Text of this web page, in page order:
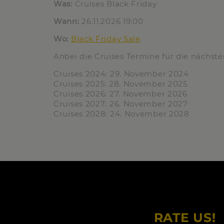
Was: Cruises Black Friday
Wann: 26.11.2026 19:00
Wo: Black Friday Sale
Anbei die Cruises Termine für die
Cruises 2024: 29. November 2024
Cruises 2025: 28. November 2025
Cruises 2026: 27. November 2026
Cruises 2027: 26. November 2027
Cruises 2028: 24. November 2028
RATE US!